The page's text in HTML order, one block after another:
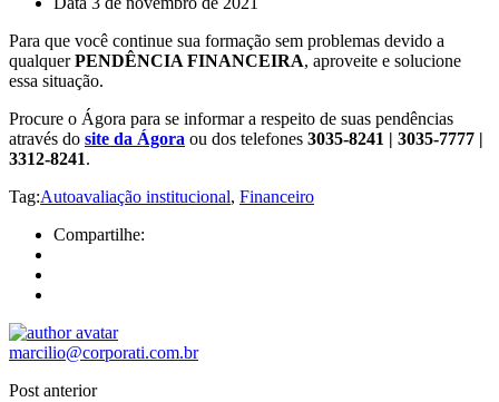
Para que você continue sua formação sem problemas devido a
qualquerPENDÊNCIA FINANCEIRA, aproveite e solucione
essa situação.
Procure o Ágora para se informar a respeito de suas pendências
através do site da Ágora ou dos telefones 3035-8241 | 3035-7777 |
3312-8241.
Tag:Autoavaliação institucional, Financeiro
Compartilhe:
marcilio@corporati.com.br
Post anterior